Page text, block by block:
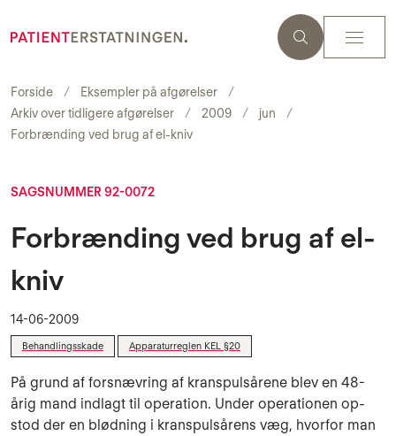
Forside
Eksempler på afgørelser
Arkiv over tidligere afgørelser
2009
jun
Forbrænding ved brug af el-kniv
SAGSNUMMER 92-0072
Forbrænding ved brug af el-
kniv
14-06-2009
Behandlingsskade Apparaturreglen KEL §20
På grund af forsnævring af kranspulsårene blev en 48-
årig mand indlagt til operation. Under operati­o­nen op­
stod der en blødning i kranspuls­årens væg, hvorfor man